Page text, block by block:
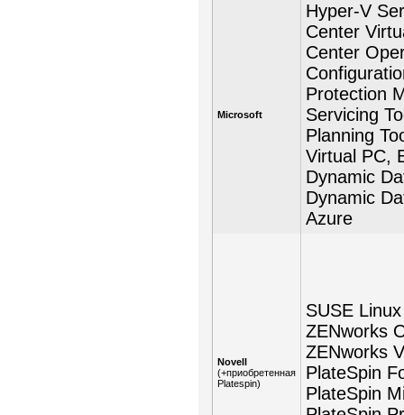
Microsoft
Hyper-V
Center
Center
Protection
Servicing
Planning
Virtual PC,
Dynamic
Dynamic
Azure
Novell
(+приобретенная
Platespin)
SUSE
ZENworks
ZENworks
PlateSpin
PlateSpin